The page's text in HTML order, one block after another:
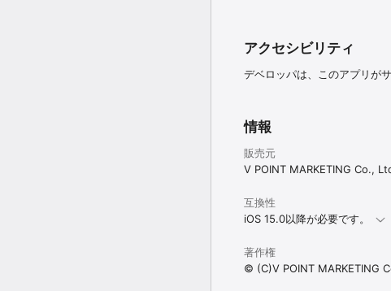
アクセシビリティ
デベロッパは、このアプリが
情報
販売元
V POINT MARKETING Co.,
互換性
iOS 15.0以降が必要です。
著作権
© (C)V POINT MARKETING